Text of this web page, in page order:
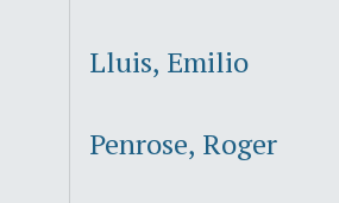
Lluis, Emilio
Penrose, Roger